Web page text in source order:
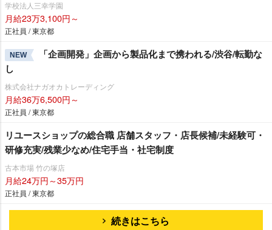
学校法人三幸学園
月給23万3,100円～
正社員 / 東京都
NEW
「企画開発」企画から製品化まで携われる/渋谷/転勤な
し
株式会社ナガオカトレーディング
月給36万6,500円～
正社員 / 東京都
リユースショップの総合職 店舗スタッフ・店長候補/未経験可・
研修充実/残業少なめ/住宅手当・社宅制度
古本市場 竹の塚店
月給24万円～35万円
正社員 / 東京都
続きはこちら